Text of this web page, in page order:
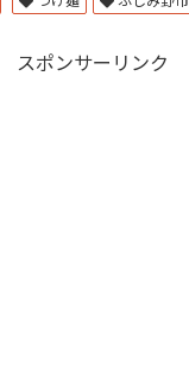
スポンサーリンク